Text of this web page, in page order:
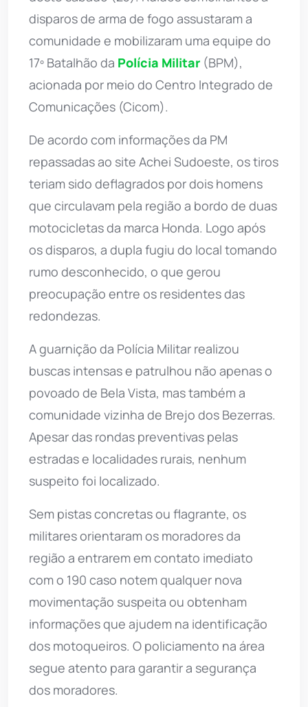
disparos de arma de fogo assustaram a
comunidade e mobilizaram uma equipe do
17º Batalhão da Polícia Militar (BPM),
acionada por meio do Centro Integrado de
Comunicações (Cicom).
De acordo com informações da PM
repassadas ao site Achei Sudoeste, os tiros
teriam sido deflagrados por dois homens
que circulavam pela região a bordo de duas
motocicletas da marca Honda. Logo após
os disparos, a dupla fugiu do local tomando
rumo desconhecido, o que gerou
preocupação entre os residentes das
redondezas.
A guarnição da Polícia Militar realizou
buscas intensas e patrulhou não apenas o
povoado de Bela Vista, mas também a
comunidade vizinha de Brejo dos Bezerras.
Apesar das rondas preventivas pelas
estradas e localidades rurais, nenhum
suspeito foi localizado.
Sem pistas concretas ou flagrante, os
militares orientaram os moradores da
região a entrarem em contato imediato
com o 190 caso notem qualquer nova
movimentação suspeita ou obtenham
informações que ajudem na identificação
dos motoqueiros. O policiamento na área
segue atento para garantir a segurança
dos moradores.